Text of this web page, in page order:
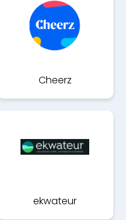
Cheerz
ekwateur